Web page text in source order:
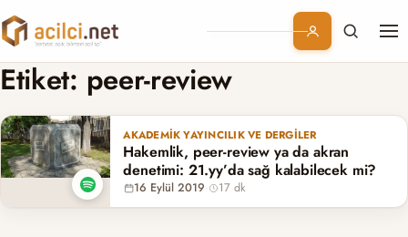
Branşlar
Konular
Kurumsal
Etiket: peer-review
AKADEMIK YAYINCILIK VE DERGILER
Hakemlik, peer-review ya da akran
denetimi: 21.yy’da sağ kalabilecek mi?
16 Eylül 2019· 17 dk